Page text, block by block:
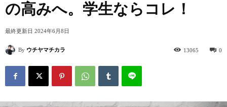
の高みへ。学生ならコレ！
最終更新日 2024年6月8日
By ウチヤマチカラ 0
13065